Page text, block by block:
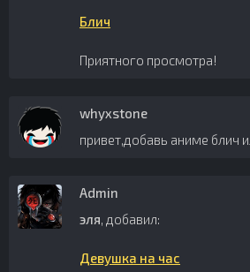
Блич
Приятного просмотра!
whyxstone
привет,добавь аниме блич
Admin
эля, добавил:
Девушка на час